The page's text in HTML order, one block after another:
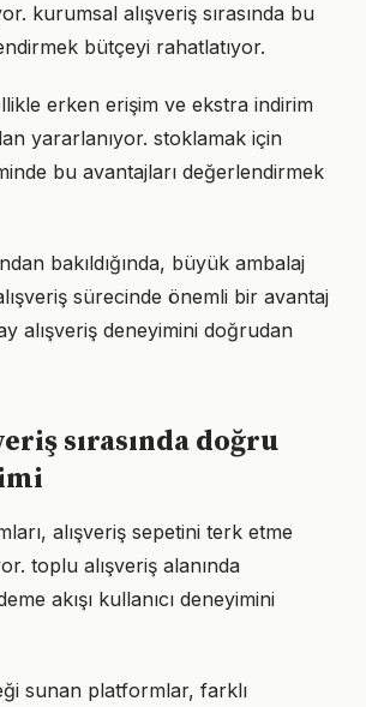
kurumsal alışveriş sırasında bu
bütçeyi rahatlatıyor.
erken erişim ve ekstra indirim
yararlanıyor. stoklamak için
bu avantajları değerlendirmek
bakıldığında, büyük ambalaj
sürecinde önemli bir avantaj
alışveriş deneyimini doğrudan
sırasında doğru
alışveriş sepetini terk etme
toplu alışveriş alanında
akışı kullanıcı deneyimini
sunan platformlar, farklı